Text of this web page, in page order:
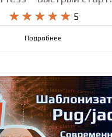
    
     5
Подробнее